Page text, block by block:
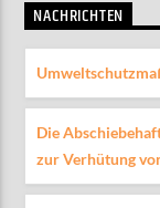
NACHRICHTEN
Die
zur Verhütung